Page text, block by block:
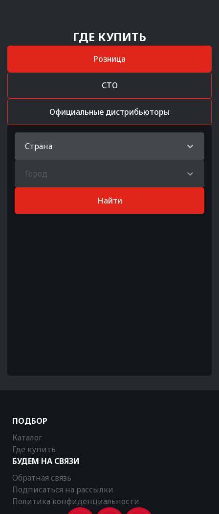
ГДЕ КУПИТЬ
Розница
СТО
Официальные дистрибьюторы
Страна
Город
Найти
ПОДБОР
Каталог
Где купить
БУДЕМ НА СВЯЗИ
Обратная связь
Подписаться на рассылки
Политика конфиденциальности